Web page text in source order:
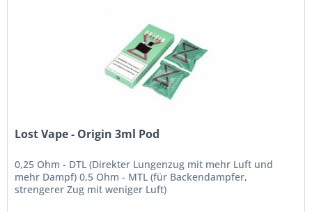
Lost Vape - Origin 3ml Pod
0,25 Ohm - DTL (Direkter Lungenzug mit mehr Luft und
mehr Dampf) 0,5 Ohm - MTL (für Backendampfer,
strengerer Zug mit weniger Luft)